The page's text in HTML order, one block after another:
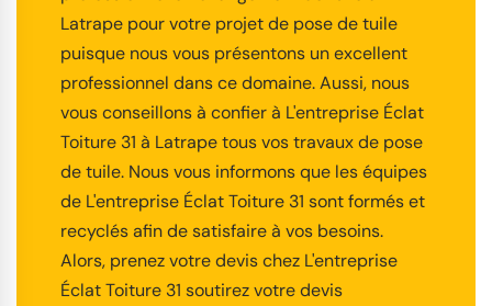
Latrape pour votre projet de pose de tuile
puisque nous vous présentons un excellent
professionnel dans ce domaine. Aussi, nous
vous conseillons à confier à L'entreprise Éclat
Toiture 31 à Latrape tous vos travaux de pose
de tuile. Nous vous informons que les équipes
de L'entreprise Éclat Toiture 31 sont formés et
recyclés afin de satisfaire à vos besoins.
Alors, prenez votre devis chez L'entreprise
Éclat Toiture 31 soutirez votre devis